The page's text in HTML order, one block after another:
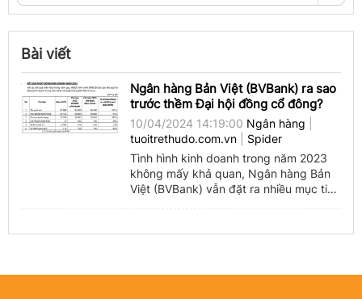
congthuong.vn
Spider
congthuong.vn
congthuong.vn
congthuong.vn
Bài viết
Ngân hàng Bản Việt (BVBank) ra sao
trước thềm Đại hội đồng cổ đông?
10/04/2024 14:19:00 Ngân hàng
tuoitrethudo.com.vn
Spider
Tình hình kinh doanh trong năm 2023
không mấy khả quan, Ngân hàng Bản
Việt (BVBank) vẫn đặt ra nhiều mục tiêu